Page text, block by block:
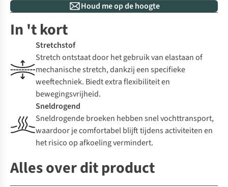
Houd me op de hoogte
In 't kort
Stretchstof
Stretch ontstaat door het gebruik van elastaan of
mechanische stretch, dankzij een specifieke
weeftechniek. Biedt extra flexibiliteit en
bewegingsvrijheid.
Sneldrogend
Sneldrogende broeken hebben snel vochttransport,
waardoor je comfortabel blijft tijdens activiteiten en
het risico op afkoeling vermindert.
Alles over dit product